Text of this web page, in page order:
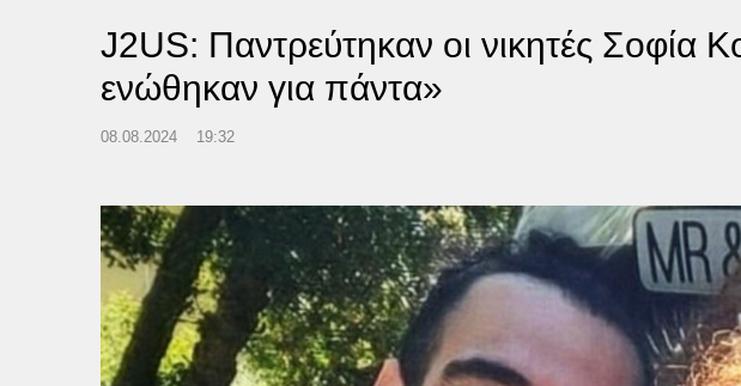
J2US: Παντρεύτηκαν οι νικητές Σοφία
ενώθηκαν για πάντα»
08.08.2024 19:32